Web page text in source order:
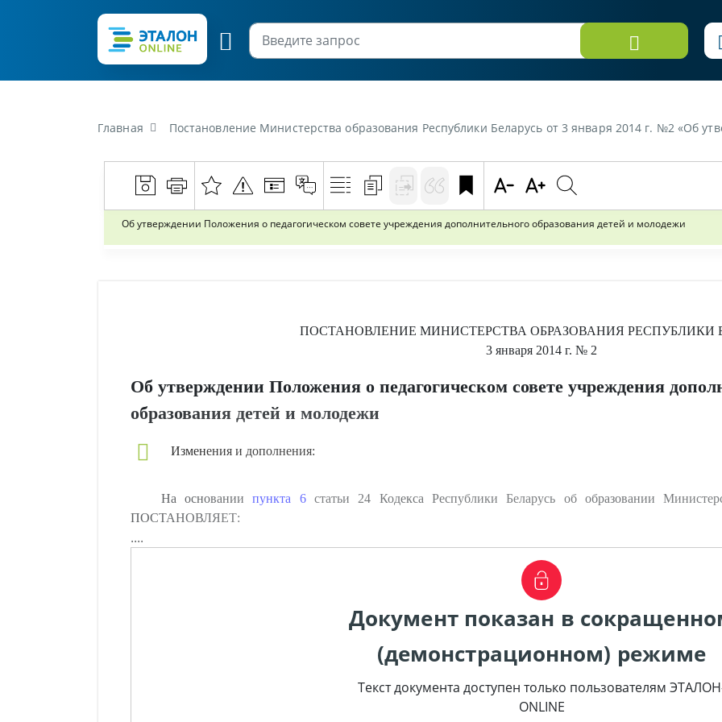
Главная Постановление Министерства образования Республики Беларусь от 3 января 2014 г. №2 «Об утверждении Положения о педагогическом
Об утверждении Положения о педагогическом совете учреждения дополнительного образования детей и молодежи
ПОСТАНОВЛЕНИЕ МИНИСТЕРСТВА ОБРАЗОВАНИЯ РЕСПУБЛИКИ
3 января 2014 г. № 2
Об утверждении Положения о педагогическом совете учреждения
образования детей и молодежи
Изменения и дополнения:
На основаниипункта 6статьи 24 Кодекса Республики Беларусь об образовании
ПОСТАНОВЛЯЕТ:
....
Документ показан в
(демонстрационном) режиме
Текст документа доступен только пользователям
ONLINE